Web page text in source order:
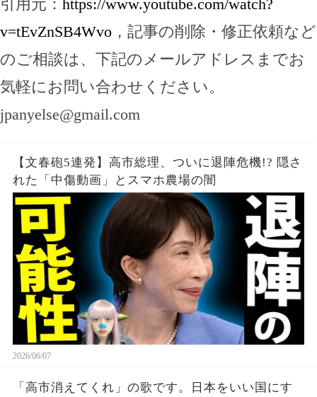
引用元： https://www.youtube.com/watch?
v=tEvZnSB4Wvo ，記事の削除・修正依頼など
のご相談は、下記のメールアドレスまでお
気軽にお問い合わせください。
jpanyelse@gmail.com
【文春砲5連発】高市総理、ついに退陣危機!? 隠さ
れた「中傷動画」とスマホ農場の闇
2026/06/07
「高市消えてくれ」の歌です。日本をいい国にす